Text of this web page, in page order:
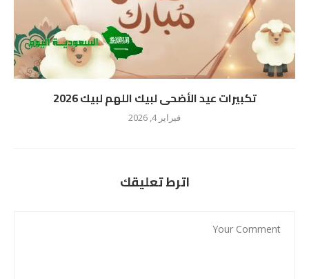
تكبيرات عيد الأضحى لبيك اللهم لبيك 2026
فبراير 4, 2026
اترط تعليقك